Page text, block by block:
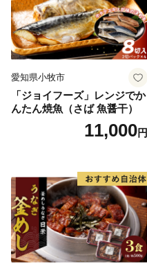
愛知県小牧市
「ジョイフーズ」レンジでか
んたん焼魚（さば 魚醤干）
11,000円